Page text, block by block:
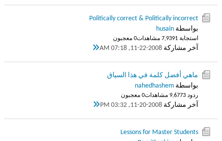
Politically correct & Politically incorrect
بواسطة husain
استجابة 1 7,939 مشاهدات 0 معجبون
آخر مشاركة 11-22-2008, 07:18 AM
ماهي أفضل كلمة في هذا السياق
بواسطة nahedhashem
ردود 3 9,677 مشاهدات 0 معجبون
آخر مشاركة 11-20-2008, 03:32 PM
Lessons for Master Students